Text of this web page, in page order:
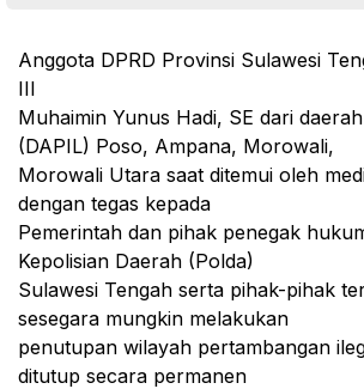
Anggota DPRD Provinsi Sulawesi
III
Muhaimin Yunus Hadi, SE dari
(DAPIL) Poso, Ampana, Morowali,
Morowali Utara saat ditemui oleh
dengan tegas kepada
Pemerintah dan pihak penegak
Kepolisian Daerah (Polda)
Sulawesi Tengah serta pihak-pihak
sesegara mungkin melakukan
penutupan wilayah pertambangan
ditutup secara permanen